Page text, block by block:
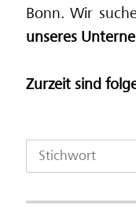
Bonn. Wir
unseres
Zurzeit sind